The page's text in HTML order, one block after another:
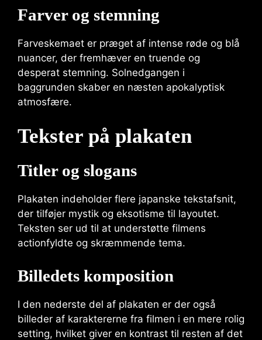
Farver og stemning
Farveskemaet er præget af intense røde og blå
nuancer, der fremhæver en truende og
desperat stemning. Solnedgangen i
baggrunden skaber en næsten apokalyptisk
atmosfære.
Tekster på plakaten
Titler og slogans
Plakaten indeholder flere japanske tekstafsnit,
der tilføjer mystik og eksotisme til layoutet.
Teksten ser ud til at understøtte filmens
actionfyldte og skræmmende tema.
Billedets komposition
I den nederste del af plakaten er der også
billeder af karaktererne fra filmen i en mere rolig
setting, hvilket giver en kontrast til resten af det